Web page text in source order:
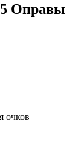
Оправы
очков